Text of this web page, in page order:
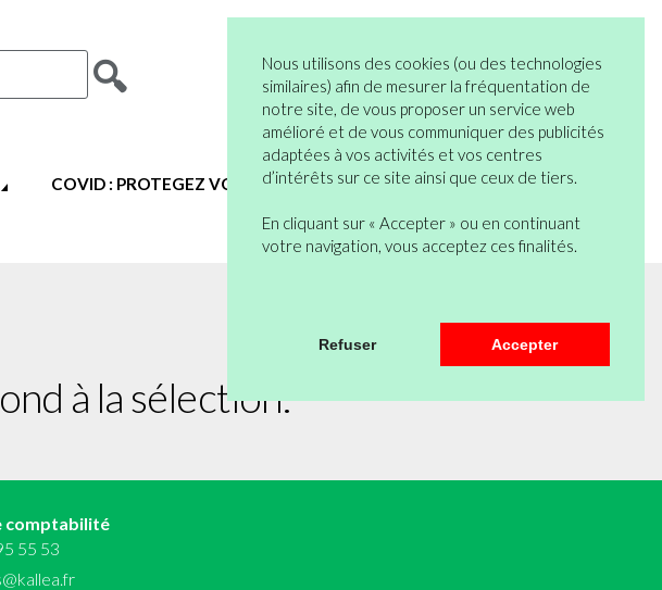
Nous utilisons des cookies (ou des technologies
similaires) afin de mesurer la fréquentation de
notre site, de vous proposer un service web
amélioré et de vous communiquer des publicités
adaptées à vos activités et vos centres
d’intérêts sur ce site ainsi que ceux de tiers.
En cliquant sur « Accepter » ou en continuant
votre navigation, vous acceptez ces finalités.
Refuser Accepter
Vous n’êtes pas encore en compte ?
Bienvenue
Mon Compte
0 articles
Mon Panier
COVID : PROTEGEZ VOUS HYGIENE ET SERVICES GENERAUX
à la sélection.
comptabilité
55 53